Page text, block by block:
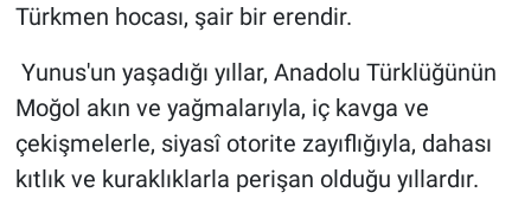
Türkmen hocası, şair bir erendir.
Yunus'un yaşadığı yıllar, Anadolu Türklüğünün
Moğol akın ve yağmalarıyla, iç kavga ve
çekişmelerle, siyasî otorite zayıflığıyla, dahası
kıtlık ve kuraklıklarla perişan olduğu yıllardır.